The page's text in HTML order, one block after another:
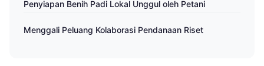
Penyiapan Benih Padi Lokal Unggul oleh Petani
Menggali Peluang Kolaborasi Pendanaan Riset